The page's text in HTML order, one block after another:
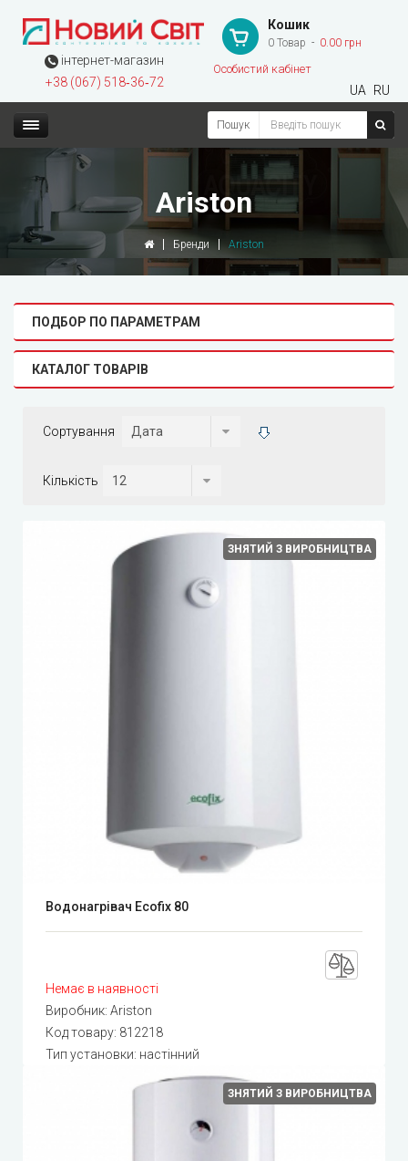
інтернет-магазин
+38 (067) 518‑36‑72
Кошик
0 Товар 0.00 грн
Особистий кабінет
UA RU
Пошук
Ariston
Бренди Ariston
ПОДБОР ПО ПАРАМЕТРАМ
КАТАЛОГ ТОВАРІВ
Сортування
Кількість
ЗНЯТИЙ З ВИРОБНИЦТВА
Водонагрівач Ecofix 80
Немає в наявності
Виробник: Ariston
Код товару: 812218
Тип установки: настінний
ЗНЯТИЙ З ВИРОБНИЦТВА